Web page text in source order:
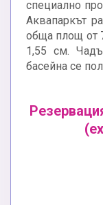
специално
Аквапаркът
обща площ от
1,55 см.
басейна се